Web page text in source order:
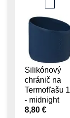
Silikónový
chránič na
Termofľašu 1l
- midnight
8,80 €